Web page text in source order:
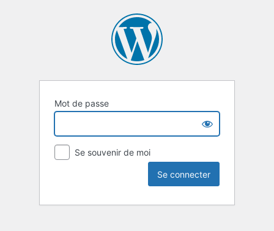
Mot de passe
Se souvenir de moi